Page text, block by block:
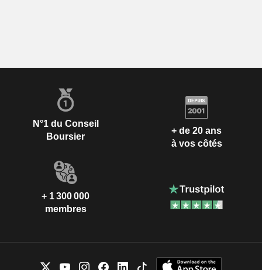
N°1 du Conseil
Boursier
+ de 20 ans
à vos côtés
+ 1 300 000
membres